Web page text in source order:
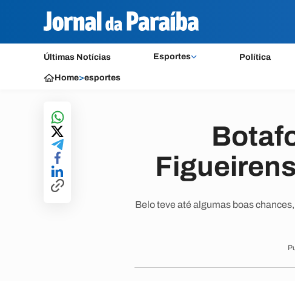
Últimas Notícias Esportes Política
Home>esportes
Belo teve até algumas boas